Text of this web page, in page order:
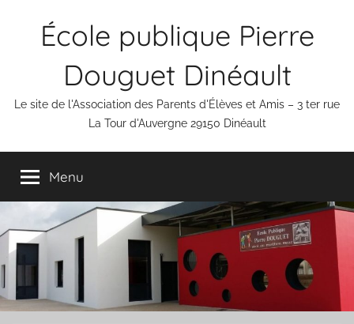
École publique Pierre
Douguet Dinéault
Le site de l'Association des Parents d'Élèves et Amis – 3 ter rue
La Tour d'Auvergne 29150 Dinéault
Menu